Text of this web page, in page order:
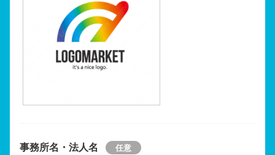
事務所名・法人名